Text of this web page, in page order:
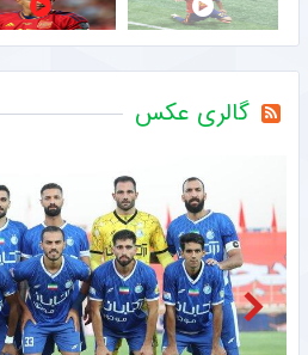
گالری عکس